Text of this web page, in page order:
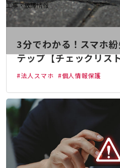
工事・故障情報
お客さまサポートサイト
NTTドコモ 通信障害情報
3分でわかる！スマホ
テップ【チェックリス
#法人スマホ #個人情報保護